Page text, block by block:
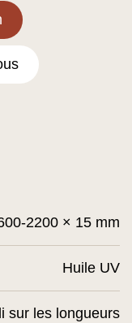
2200 × 15 mm
Huile UV
sur les longueurs